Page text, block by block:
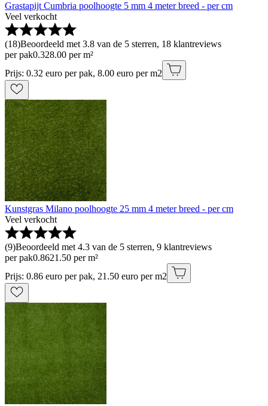
Grastapijt Cumbria poolhoogte 5 mm 4 meter breed - per cm
Veel verkocht
(18)Beoordeeld met 3.8 van de 5 sterren, 18 klantreviews
per pak0.328.00 per m²
Prijs: 0.32 euro per pak, 8.00 euro per m2
Kunstgras Milano poolhoogte 25 mm 4 meter breed - per cm
Veel verkocht
(9)Beoordeeld met 4.3 van de 5 sterren, 9 klantreviews
per pak0.8621.50 per m²
Prijs: 0.86 euro per pak, 21.50 euro per m2